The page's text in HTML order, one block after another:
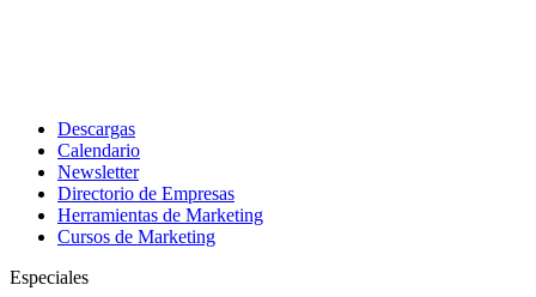
Descargas
Calendario
Newsletter
Directorio de Empresas
Herramientas de Marketing
Cursos de Marketing
Especiales